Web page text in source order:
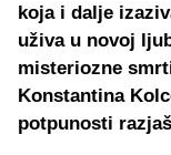
koja i dalje
uživa u novoj
misteriozne
Konstantina
potpunosti